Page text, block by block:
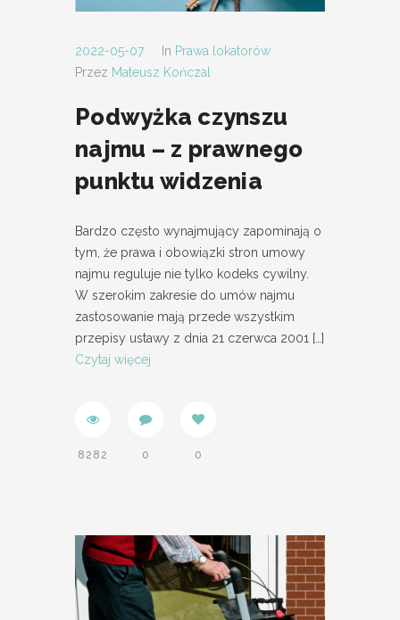
2022-05-07 In Prawa lokatorów
Przez Mateusz Kończal
Podwyżka czynszu
najmu – z prawnego
punktu widzenia
Bardzo często wynajmujący zapominają o
tym, że prawa i obowiązki stron umowy
najmu reguluje nie tylko kodeks cywilny.
W szerokim zakresie do umów najmu
zastosowanie mają przede wszystkim
przepisy ustawy z dnia 21 czerwca 2001 […]
Czytaj więcej
8282 0 0